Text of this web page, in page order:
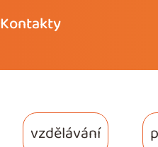
Kontakty
vzdělávání